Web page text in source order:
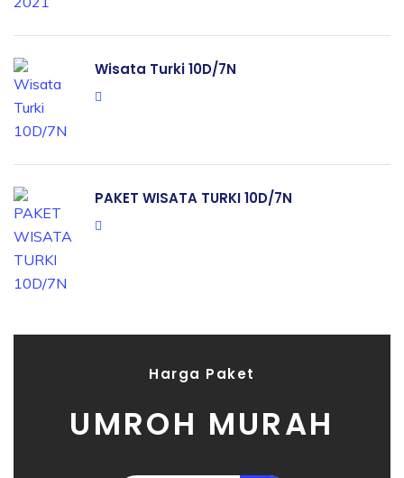
Wisata Turki 10D/7N
PAKET WISATA TURKI 10D/7N
Harga Paket
UMROH MURAH